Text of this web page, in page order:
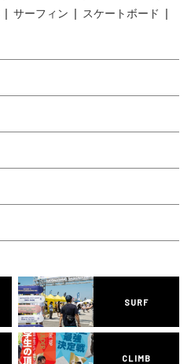
サーフィン
スケートボード
SURF
CLIMB